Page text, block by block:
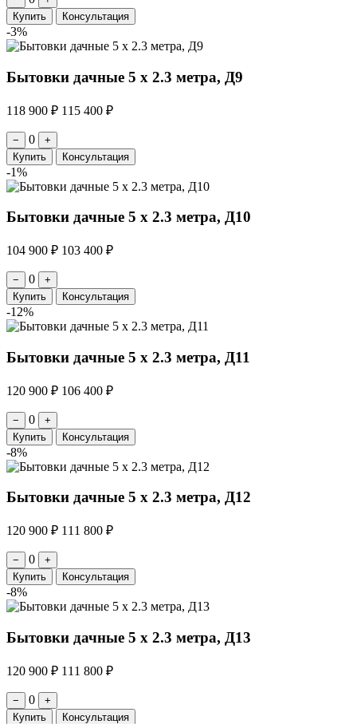
Купить
Консультация
-3%
Бытовки дачные 5 х 2.3 метра, Д9
118 900 ₽ 115 400 ₽
− 0
+
Купить
Консультация
-1%
Бытовки дачные 5 х 2.3 метра, Д10
104 900 ₽ 103 400 ₽
− 0
+
Купить
Консультация
-12%
Бытовки дачные 5 х 2.3 метра, Д11
120 900 ₽ 106 400 ₽
− 0
+
Купить
Консультация
-8%
Бытовки дачные 5 х 2.3 метра, Д12
120 900 ₽ 111 800 ₽
− 0
+
Купить
Консультация
-8%
Бытовки дачные 5 х 2.3 метра, Д13
120 900 ₽ 111 800 ₽
− 0
+
Купить
Консультация